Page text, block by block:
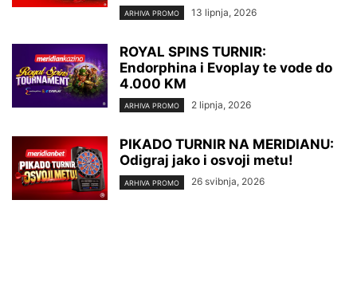
ARHIVA PROMO 13 lipnja, 2026
ROYAL SPINS TURNIR:
Endorphina i Evoplay te vode do
4.000 KM
ARHIVA PROMO 2 lipnja, 2026
PIKADO TURNIR NA MERIDIANU:
Odigraj jako i osvoji metu!
ARHIVA PROMO 26 svibnja, 2026